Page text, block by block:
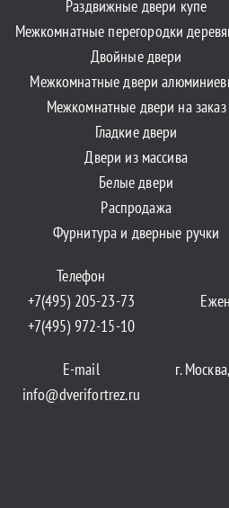
Раздвижные двери купе
Межкомнатные перегородки
Двойные двери
Межкомнатные двери
Межкомнатные двери на заказ
Гладкие двери
Двери из массива
Белые двери
Распродажа
Фурнитура и дверные ручки
Телефон
+7(495) 205-23-73
+7(495) 972-15-10
E-mail
info@dverifortrez.ru
г.